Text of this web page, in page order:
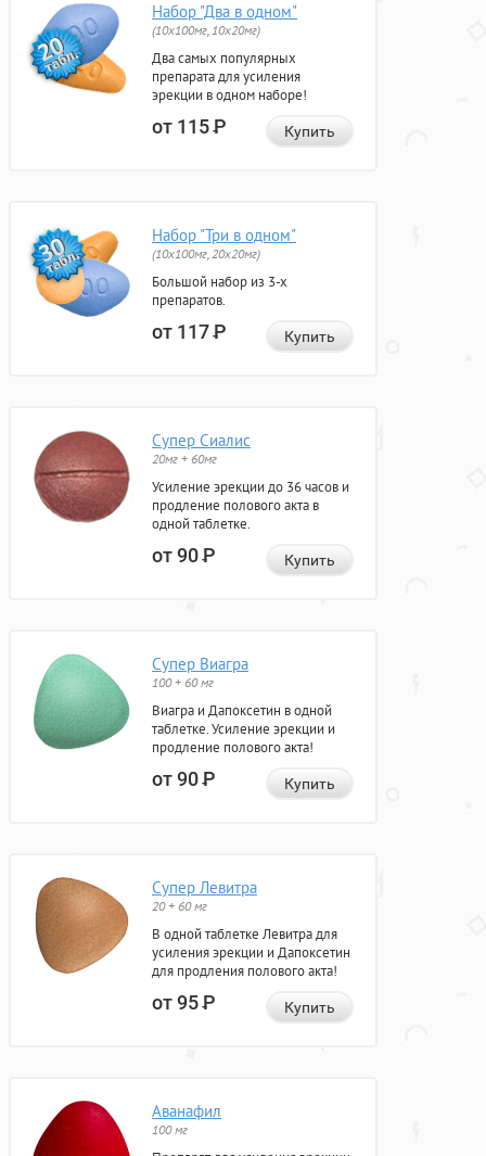
Набор "Два в одном"
(10x100мг, 10x20мг)
Два самых популярных
препарата для усиления
эрекции в одном наборе!
от 115Р Купить
Набор "Три в одном"
(10x100мг, 20x20мг)
Большой набор из 3-х
препаратов.
от 117Р Купить
Супер Сиалис
20мг + 60мг
Усиление эрекции до 36 часов и
продление полового акта в
одной таблетке.
от 90Р Купить
Супер Виагра
100 + 60 мг
Виагра и Дапоксетин в одной
таблетке. Усиление эрекции и
продление полового акта!
от 90Р Купить
Супер Левитра
20 + 60 мг
В одной таблетке Левитра для
усиления эрекции и Дапоксетин
для продления полового акта!
от 95Р Купить
Аванафил
100 мг